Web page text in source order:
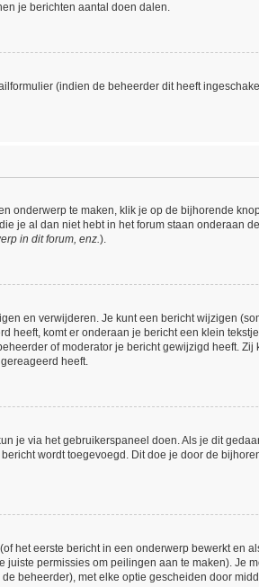
je berichten aantal doen dalen.
(indien de beheerder dit heeft
onderwerp te maken, klik je op de bijhorende
je al dan niet hebt in het forum staan onderaan
in dit forum, enz.).
en verwijderen. Je kunt een bericht wijzigen
heeft, komt er onderaan je bericht een klein
of moderator je bericht gewijzigd heeft.
heeft.
je via het gebruikerspaneel doen. Als je dit
wordt toegevoegd. Dit doe je door de
het eerste bericht in een onderwerp bewerkt en
permissies om peilingen aan te maken). Je
beheerder), met elke optie gescheiden door